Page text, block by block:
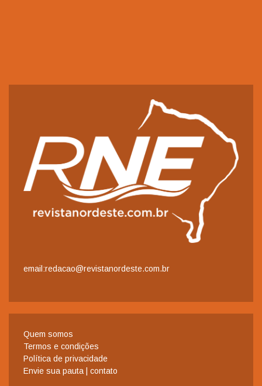
email:redacao@revistanordeste.com.br
Quem somos
Termos e condições
Política de privacidade
Envie sua pauta | contato